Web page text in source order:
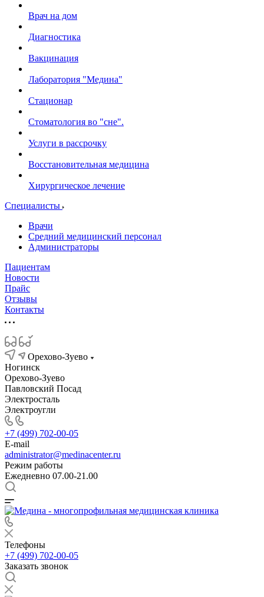
Врач на дом
Диагностика
Вакцинация
Лаборатория "Медина"
Стационар
Стоматология во "сне".
Услуги в рассрочку
Восстановительная медицина
Хирургическое лечение
Специалисты
Врачи
Средний медицинский персонал
Администраторы
Пациентам
Новости
Прайс
Отзывы
Контакты
Орехово-Зуево
Ногинск
Орехово-Зуево
Павловский Посад
Электросталь
Электроугли
+7 (499) 702-00-05
E-mail
administrator@medinacenter.ru
Режим работы
Ежедневно 07.00-21.00
Телефоны
+7 (499) 702-00-05
Заказать звонок